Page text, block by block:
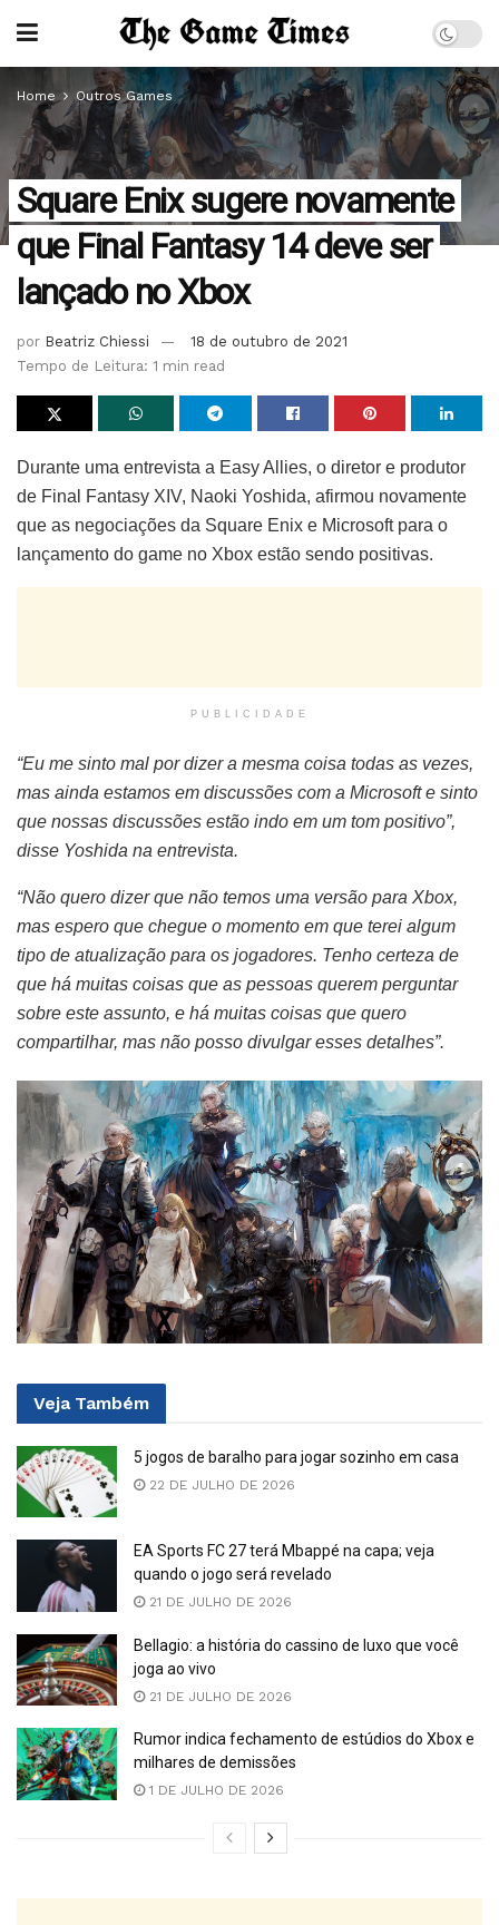
Home Outros Games
Square Enix sugere novamente
que Final Fantasy 14 deve ser
lançado no Xbox
por Beatriz Chiessi
18 de outubro de 2021
Tempo de Leitura: 1 min read
Durante uma entrevista a Easy Allies, o diretor e produtor
de Final Fantasy XIV, Naoki Yoshida, afirmou novamente
que as negociações da Square Enix e Microsoft para o
lançamento do game no Xbox estão sendo positivas.
PUBLICIDADE
“Eu me sinto mal por dizer a mesma coisa todas as vezes,
mas ainda estamos em discussões com a Microsoft e sinto
que nossas discussões estão indo em um tom positivo”,
disse Yoshida na entrevista.
“Não quero dizer que não temos uma versão para Xbox,
mas espero que chegue o momento em que terei algum
tipo de atualização para os jogadores. Tenho certeza de
que há muitas coisas que as pessoas querem perguntar
sobre este assunto, e há muitas coisas que quero
compartilhar, mas não posso divulgar esses detalhes”.
Veja Também
5 jogos de baralho para jogar sozinho em casa
22 DE JULHO DE 2026
EA Sports FC 27 terá Mbappé na capa; veja
quando o jogo será revelado
21 DE JULHO DE 2026
Bellagio: a história do cassino de luxo que você
joga ao vivo
21 DE JULHO DE 2026
Rumor indica fechamento de estúdios do Xbox e
milhares de demissões
1 DE JULHO DE 2026